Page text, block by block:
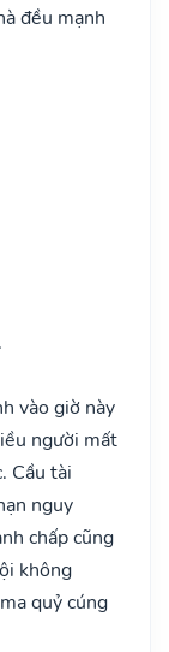
đều mạnh
vào giờ này
người mất
Cầu tài
nguy
chấp cũng
không
quỷ cúng